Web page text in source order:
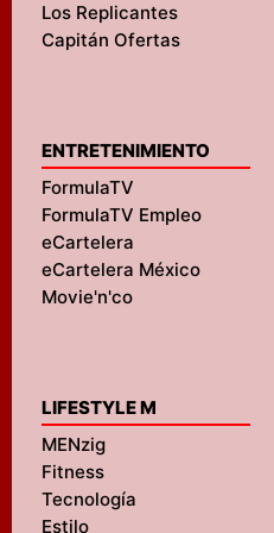
Los Replicantes
Capitán Ofertas
ENTRETENIMIENTO
FormulaTV
FormulaTV Empleo
eCartelera
eCartelera México
Movie'n'co
LIFESTYLE M
MENzig
Fitness
Tecnología
Estilo